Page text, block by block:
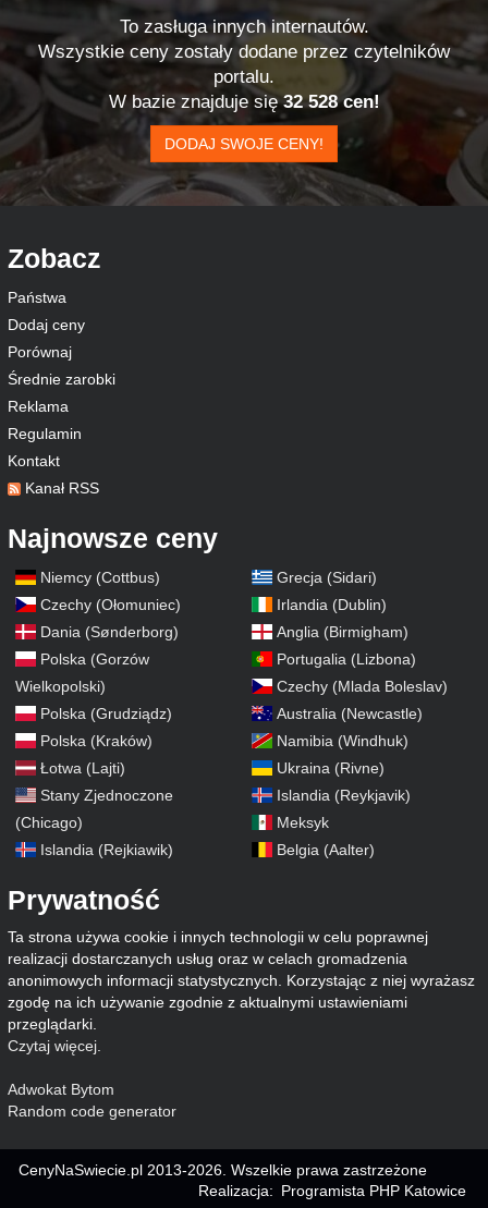
To zasługa innych internautów.
Wszystkie ceny zostały dodane przez czytelników
portalu.
W bazie znajduje się32 528 cen!
DODAJ SWOJE CENY!
Zobacz
Państwa
Dodaj ceny
Porównaj
Średnie zarobki
Reklama
Regulamin
Kontakt
Kanał RSS
Najnowsze ceny
Niemcy (Cottbus)
Czechy (Ołomuniec)
Dania (Sønderborg)
Polska (Gorzów
Wielkopolski)
Polska (Grudziądz)
Polska (Kraków)
Łotwa (Lajti)
Stany Zjednoczone
(Chicago)
Islandia (Rejkiawik)
Grecja (Sidari)
Irlandia (Dublin)
Anglia (Birmigham)
Portugalia (Lizbona)
Czechy (Mlada Boleslav)
Australia (Newcastle)
Namibia (Windhuk)
Ukraina (Rivne)
Islandia (Reykjavik)
Meksyk
Belgia (Aalter)
Prywatność
Ta strona używa cookie i innych technologii w celu poprawnej
realizacji dostarczanych usług oraz w celach gromadzenia
anonimowych informacji statystycznych. Korzystając z niej wyrażasz
zgodę na ich używanie zgodnie z aktualnymi ustawieniami
przeglądarki.
Czytaj więcej
Adwokat Bytom
Random code generator
CenyNaSwiecie.pl 2013-2026. Wszelkie prawa zastrzeżone
Realizacja: Programista PHP Katowice